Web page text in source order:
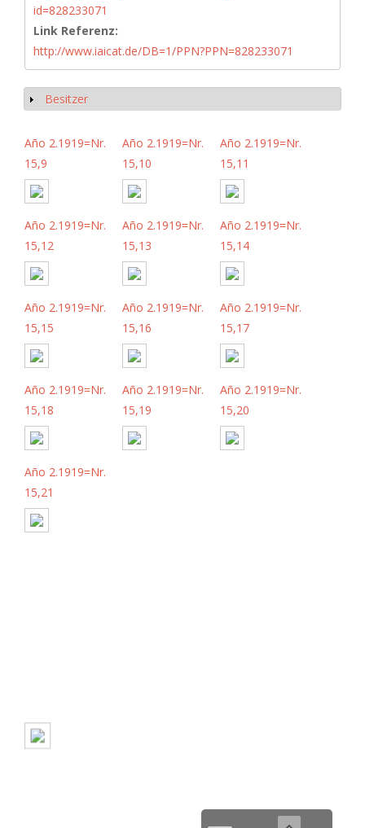
id=828233071
Link Referenz:
http://www.iaicat.de/DB=1/PPN?PPN=828233071
Show
Besitzer
Año 2.1919=Nr.
15,9
Año 2.1919=Nr.
15,10
Año 2.1919=Nr.
15,11
Año 2.1919=Nr.
15,12
Año 2.1919=Nr.
15,13
Año 2.1919=Nr.
15,14
Año 2.1919=Nr.
15,15
Año 2.1919=Nr.
15,16
Año 2.1919=Nr.
15,17
Año 2.1919=Nr.
15,18
Año 2.1919=Nr.
15,19
Año 2.1919=Nr.
15,20
Año 2.1919=Nr.
15,21